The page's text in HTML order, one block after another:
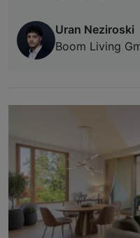
Uran Neziroski
Boom Living